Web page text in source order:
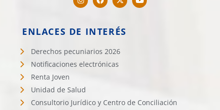
ENLACES DE INTERÉS
Derechos pecuniarios 2026
Notificaciones electrónicas
Renta Joven
Unidad de Salud
Consultorio Jurídico y Centro de Conciliación